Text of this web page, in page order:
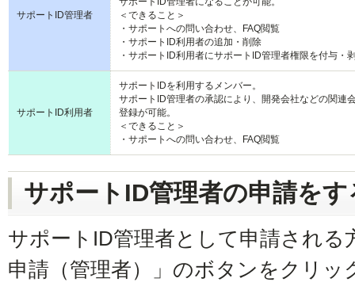
サポートID管理者
＜できること＞
・サポートへの問い合わせ、FAQ閲覧
・サポートID利用者の追加・削除
・サポートID利用者にサポートID管理者権限を付与・
サポートID利用者
サポートIDを利用するメンバー。
サポートID管理者の承認により、開発会社などの関連
登録が可能。
＜できること＞
・サポートへの問い合わせ、FAQ閲覧
サポートID管理者の申請をす
サポートID管理者として申請される
申請（管理者）」のボタンをクリッ